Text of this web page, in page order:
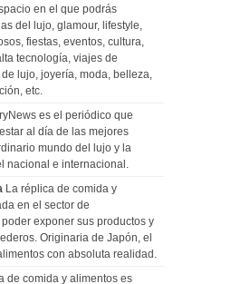
en el que podrás
del lujo, glamour, lifestyle,
fiestas, eventos, cultura,
tecnología, viajes de
lujo, joyería, moda, belleza,
etc.
es el periódico que
al día de las mejores
mundo del lujo y la
nacional e internacional.
La réplica de comida y
en el sector de
exponer sus productos y
Originaria de Japón, el
con absoluta realidad.
de comida y alimentos es